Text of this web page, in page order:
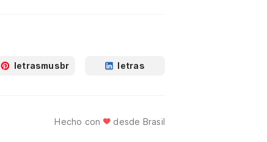
letrasmusbr letras
Hecho con desde Brasil